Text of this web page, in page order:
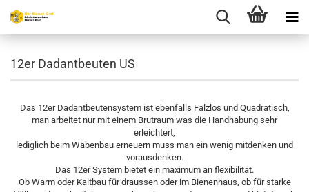
12er Dadantbeuten US
Das 12er Dadantbeutensystem ist ebenfalls Falzlos und Quadratisch,
man arbeitet nur mit einem Brutraum was die Handhabung sehr
erleichtert,
lediglich beim Wabenbau erneuern muss man ein wenig mitdenken und
vorausdenken.
Das 12er System bietet ein maximum an flexibilität.
Ob Warm oder Kaltbau für draussen oder im Bienenhaus, ob für starke